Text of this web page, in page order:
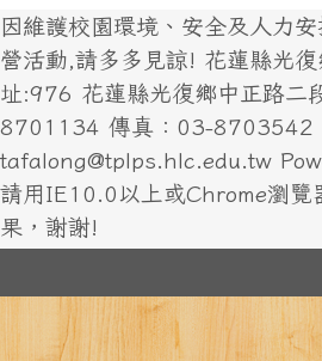
因維護校園環境、安全及人力
營活動,請多多見諒! 花蓮縣光
址:976 花蓮縣光復鄉中正路二
8701134 傳真：03-8703542
tafalong@tplps.hlc.edu.tw
請用IE10.0以上或Chrome瀏覽
果，謝謝!